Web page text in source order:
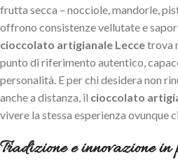
frutta secca – nocciole, mandorle,
offrono consistenze vellutate e
cioccolato artigianale Leccetrova
punto di riferimento autentico,
personalità. E per chi desidera non
anche a distanza, il cioccolato
vivere la stessa esperienza ovunque
Tradizione e innovazione in